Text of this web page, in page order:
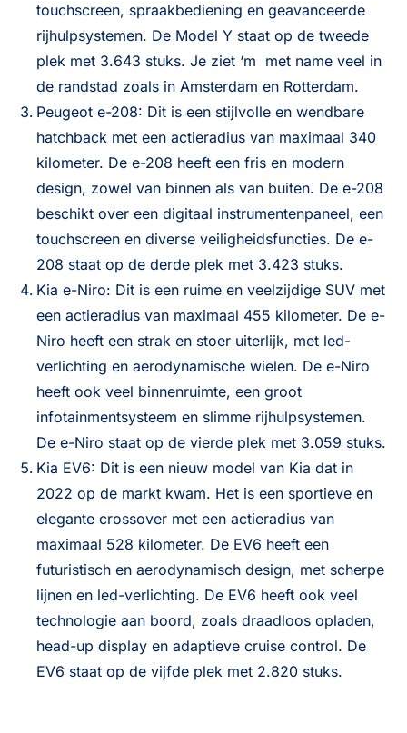
touchscreen, spraakbediening en geavanceerde
rijhulpsystemen. De Model Y staat op de tweede
plek met 3.643 stuks. Je ziet ‘m met name veel in
de randstad zoals in Amsterdam en Rotterdam.
Peugeot e-208: Dit is een stijlvolle en wendbare
hatchback met een actieradius van maximaal 340
kilometer. De e-208 heeft een fris en modern
design, zowel van binnen als van buiten. De e-208
beschikt over een digitaal instrumentenpaneel, een
touchscreen en diverse veiligheidsfuncties. De e-
208 staat op de derde plek met 3.423 stuks.
Kia e-Niro: Dit is een ruime en veelzijdige SUV met
een actieradius van maximaal 455 kilometer. De e-
Niro heeft een strak en stoer uiterlijk, met led-
verlichting en aerodynamische wielen. De e-Niro
heeft ook veel binnenruimte, een groot
infotainmentsysteem en slimme rijhulpsystemen.
De e-Niro staat op de vierde plek met 3.059 stuks.
Kia EV6: Dit is een nieuw model van Kia dat in
2022 op de markt kwam. Het is een sportieve en
elegante crossover met een actieradius van
maximaal 528 kilometer. De EV6 heeft een
futuristisch en aerodynamisch design, met scherpe
lijnen en led-verlichting. De EV6 heeft ook veel
technologie aan boord, zoals draadloos opladen,
head-up display en adaptieve cruise control. De
EV6 staat op de vijfde plek met 2.820 stuks.